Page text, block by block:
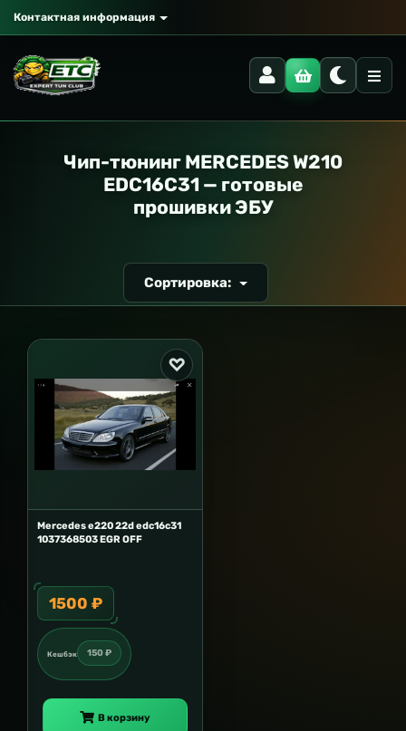
Контактная информация
Чип-тюнинг MERCEDES W210
EDC16C31 — готовые
прошивки ЭБУ
Сортировка:
Mercedes e220 22d edc16c31
1037368503 EGR OFF
1500 ₽
Кешбэк 150 ₽
В корзину